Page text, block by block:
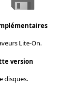
Lite-On.
version
disques.